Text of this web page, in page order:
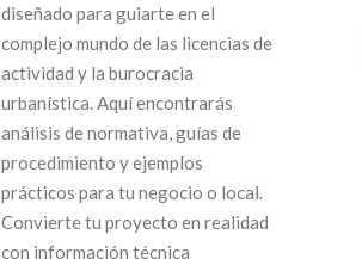
diseñado para guiarte en el
complejo mundo de las licencias de
actividad y la burocracia
urbanística. Aquí encontrarás
análisis de normativa, guías de
procedimiento y ejemplos
prácticos para tu negocio o local.
Convierte tu proyecto en realidad
con información técnica